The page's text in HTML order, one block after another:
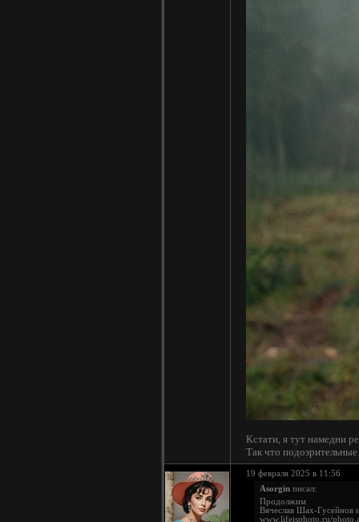
Кстати, я тут намедни
Так что
19 февраля 2025 в 11:56
Asorgin писал:
Продолжим
Вячеслав Шах-
www.lifeisphoto.ru/